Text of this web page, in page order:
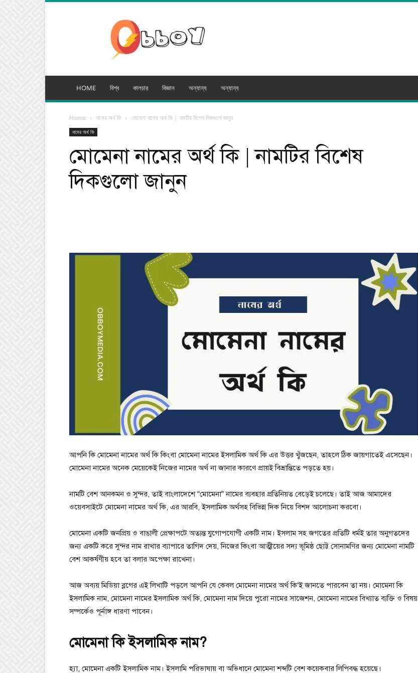
মিডিয়া
HOME বিশ্ব কালচার বিজ্ঞান অন্যান্য অন্যান্য
Home নামের অর্থ কি মোমেনা নামের অর্থ কি | নামটির বিশেষ দিকগুলো জানুন
নামের অর্থ কি
মোমেনা নামের অর্থ কি | নামটির বিশেষ
দিকগুলো জানুন
আপনি কি মোমেনা নামের অর্থ কি কিংবা মোমেনা নামের ইসলামিক অর্থ কি এর উত্তর খুঁজছেন, তাহলে ঠিক জায়গাতেই এসেছেন।
মোমেনা নামের অনেক মেয়েকেই নিজের নামের অর্থ না জানার কারণে প্রায়ই বিভ্রান্তিতে পড়তে হয়।
নামটি বেশ আনকমন ও সুন্দর, তাই বাংলাদেশে “মোমেনা” নামের ব্যবহার প্রতিনিয়ত বেড়েই চলেছে। তাই আজ আমাদের
ওয়েবসাইটে মোমেনা নামের অর্থ কি, এর আরবি, ইসলামিক অর্থসহ বিভিন্ন দিক নিয়ে বিশদ আলোচনা করবো।
মোমেনা একটি জনপ্রিয় ও বাঙালী প্রেক্ষাপটে অত্যন্ত যুগোপযোগী একটি নাম। ইসলাম সহ জগতের প্রতিটি ধর্মই তার অনুগতদের
জন্য একটি করে সুন্দর নাম রাখার ব্যাপারে তাগিদ দেয়, নিজের কিংবা আত্মীয়ের সদ্য ভূমিষ্ঠ ছোট্ট সোনামণির জন্য মোমেনা নামটি
বেশ আকর্ষণীয় হবে তা বলার অপেক্ষা রাখেনা।
আজ অব্যয় মিডিয়া ব্লগের এই লিখাটি পড়লে আপনি যে কেবল মোমেনা নামের অর্থ কি‘ই জানতে পারবেন তা নয়। মোমেনা কি
ইসলামিক নাম, মোমেনা নামের ইসলামিক অর্থ কি, মোমেনা নাম দিয়ে পুরো নামের সাজেশন, মোমেনা নামের বিখ্যাত ব্যক্তি ও বিষয়
সম্পর্কেও পূর্নাঙ্গ ধারণা পাবেন।
মোমেনা কি ইসলামিক নাম?
হ্যা, মোমেনা একটি ইসলামিক নাম। ইসলামি পরিভাষায় বা অভিধানে মোমেনা শব্দটি বেশ কয়েকবার লিপিবদ্ধ হয়েছে।